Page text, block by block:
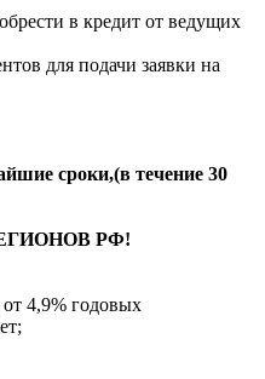
в кредит от ведущих
для подачи заявки на
сроки,(в течение 30
РФ!
4,9% годовых